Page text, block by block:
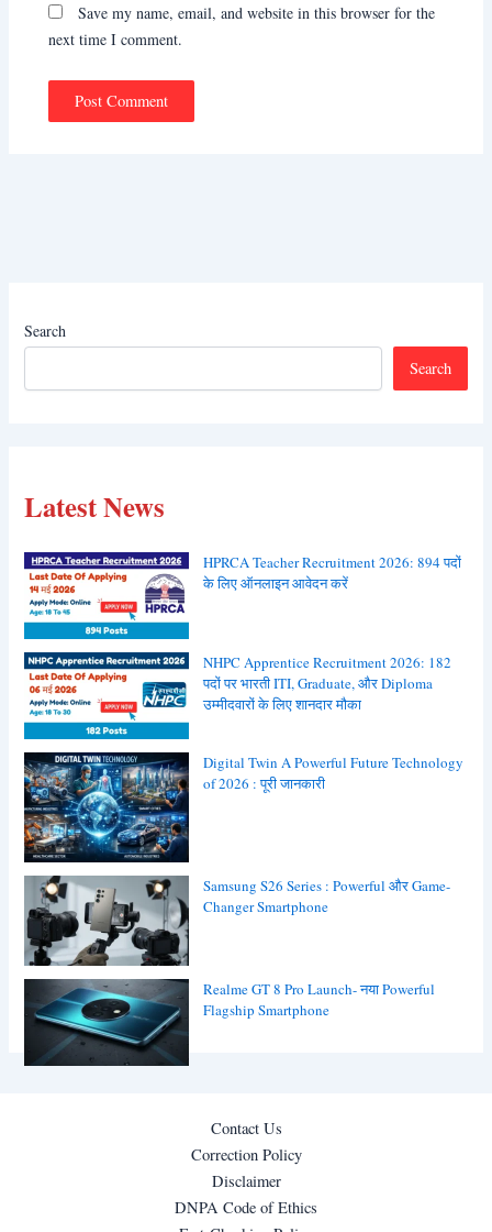
Save my name, email, and website in this browser for the
next time I comment.
Search
Search
Latest News
HPRCA Teacher Recruitment 2026: 894 पदों
के लिए ऑनलाइन आवेदन करें
NHPC Apprentice Recruitment 2026: 182
पदों पर भारती ITI, Graduate, और Diploma
उम्मीदवारों के लिए शानदार मौका
Digital Twin A Powerful Future Technology
of 2026 : पूरी जानकारी
Samsung S26 Series : Powerful और Game-
Changer Smartphone
Realme GT 8 Pro Launch- नया Powerful
Flagship Smartphone
Contact Us
Correction Policy
Disclaimer
DNPA Code of Ethics